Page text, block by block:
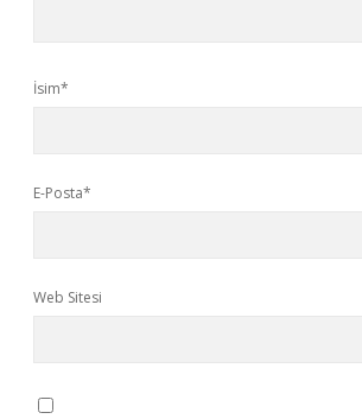
İsim*
E-Posta*
Web Sitesi